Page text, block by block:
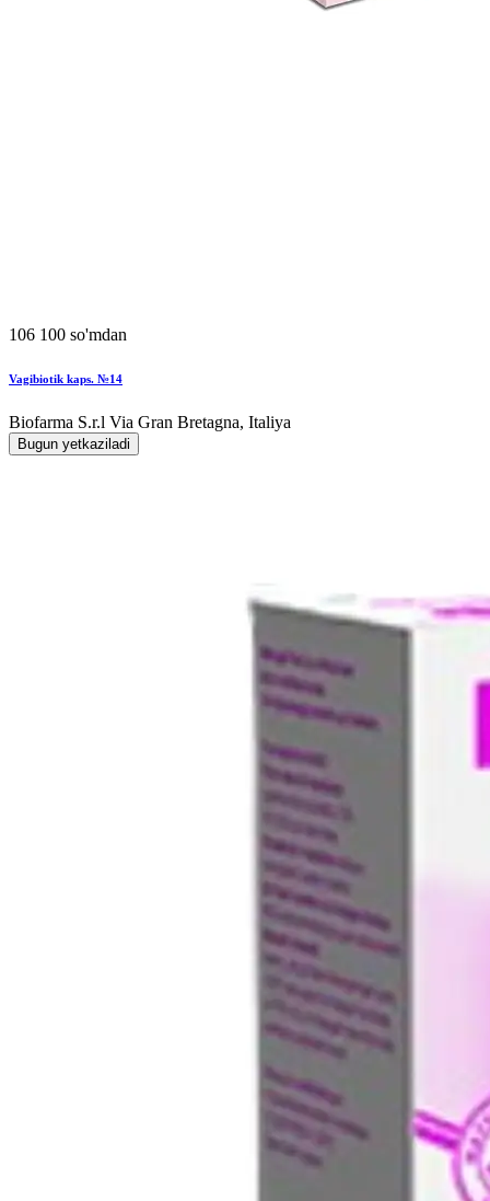
106 100 so'mdan
Vagibiotik kaps. №14
Biofarma S.r.l Via Gran Bretagna, Italiya
Bugun yetkaziladi